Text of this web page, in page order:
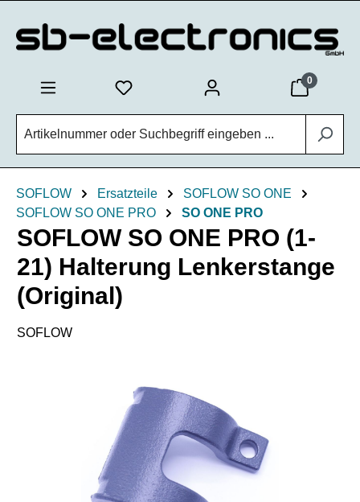
0
SOFLOW Ersatzteile
SOFLOW SO ONE
SOFLOW SO ONE PRO
SO ONE PRO
SOFLOW SO ONE PRO (1-
21) Halterung Lenkerstange
(Original)
SOFLOW
Bildergalerie überspringen